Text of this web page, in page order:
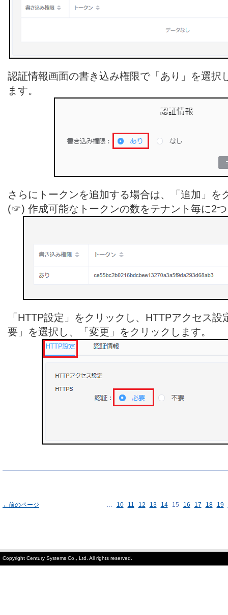
認証情報画面の書き込み権限で「あり」を選択
ます。
さらにトークンを追加する場合は、「追加」を
(☞) 作成可能なトークンの数をテナント毎に2
「HTTP設定」をクリックし、HTTPアクセス
要」を選択し、「変更」をクリックします。
←前のページ … 10 11 12 13 14 15 16 17 18 19
Copyright Century Systems Co., Ltd. All rights reserved.